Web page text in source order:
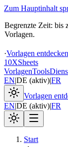
Zum Hauptinhalt
Begrenzte Zeit: bis
Vorlagen.
·Vorlagen entdecken
10XSheets
VorlagenTools
EN|DE (aktiv)|FR
Vorlagen
EN|DE (aktiv)|FR
Start